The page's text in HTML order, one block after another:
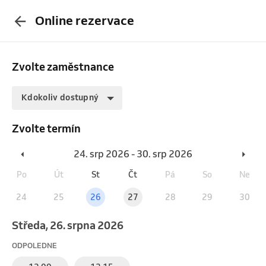
Online rezervace
Zvolte zaměstnance
Kdokoliv dostupný
Zvolte termín
24. srp 2026 - 30. srp 2026
Po Út St Čt Pá So Ne
24 25 26 27 28 29 30
středa, 26. srpna 2026
ODPOLEDNE